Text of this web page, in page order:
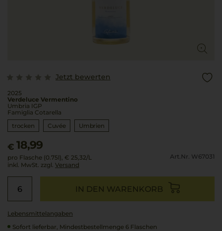
Jetzt bewerten
2025
Verdeluce Vermentino
Umbria IGP
Famiglia Cotarella
trocken
Cuvée Umbrien
€ 18,99
pro Flasche (0.75l), € 25,32/L
inkl. MwSt. zzgl. Versand
Art.Nr. W67031
IN DEN WARENKORB
Lebensmittel­angaben
Sofort lieferbar, Mindestbestellmenge 6 Flaschen